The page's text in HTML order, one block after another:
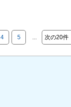
4 5 次の20件